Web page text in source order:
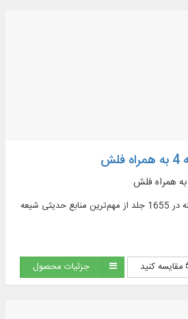
ارائه 742 عنوان کتاب و رساله در 1655 جلد از مهم‌ترین منابع حدیثی شیعه
مقایسه کنید جزئیات محصول